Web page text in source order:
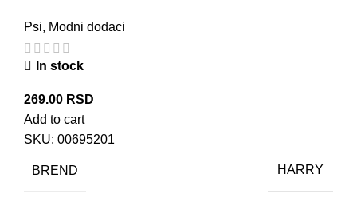
Psi, Modni dodaci
In stock
269.00 RSD
Add to cart
SKU: 00695201
BREND HARRY